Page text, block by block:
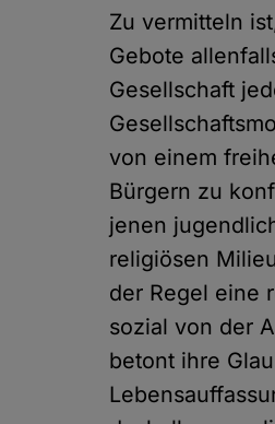
Zu vermitteln
Gebote
Gesellschaft
von einem
Bürgern zu
jenen
religiösen
der Regel eine
sozial von der
betont ihre